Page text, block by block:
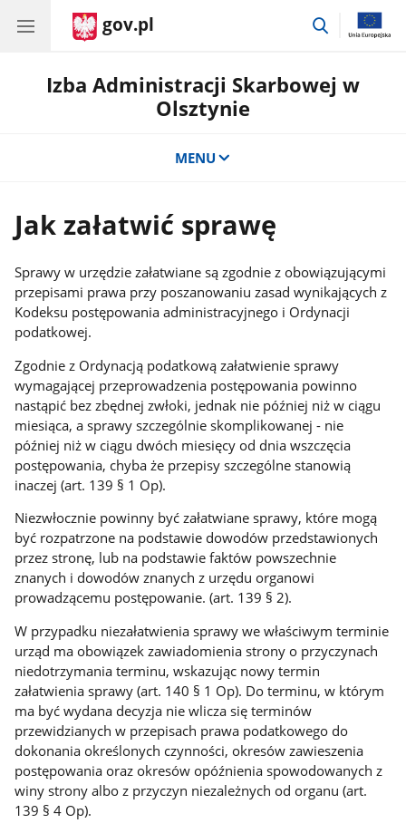
gov.pl
przejdź
Izba Administracji Skarbowej w
Olsztynie
MENU
Jak załatwić sprawę
Sprawy w urzędzie załatwiane są zgodnie z obowiązującymi
przepisami prawa przy poszanowaniu zasad wynikających z
Kodeksu postępowania administracyjnego i Ordynacji
podatkowej.
Zgodnie z Ordynacją podatkową załatwienie sprawy
wymagającej przeprowadzenia postępowania powinno
nastąpić bez zbędnej zwłoki, jednak nie później niż w ciągu
miesiąca, a sprawy szczególnie skomplikowanej - nie
później niż w ciągu dwóch miesięcy od dnia wszczęcia
postępowania, chyba że przepisy szczególne stanowią
inaczej (art. 139 § 1 Op).
Niezwłocznie powinny być załatwiane sprawy, które mogą
być rozpatrzone na podstawie dowodów przedstawionych
przez stronę, lub na podstawie faktów powszechnie
znanych i dowodów znanych z urzędu organowi
prowadzącemu postępowanie. (art. 139 § 2).
W przypadku niezałatwienia sprawy we właściwym terminie
urząd ma obowiązek zawiadomienia strony o przyczynach
niedotrzymania terminu, wskazując nowy termin
załatwienia sprawy (art. 140 § 1 Op). Do terminu, w którym
ma być wydana decyzja nie wlicza się terminów
przewidzianych w przepisach prawa podatkowego do
dokonania określonych czynności, okresów zawieszenia
postępowania oraz okresów opóźnienia spowodowanych z
winy strony albo z przyczyn niezależnych od organu (art.
139 § 4 Op).